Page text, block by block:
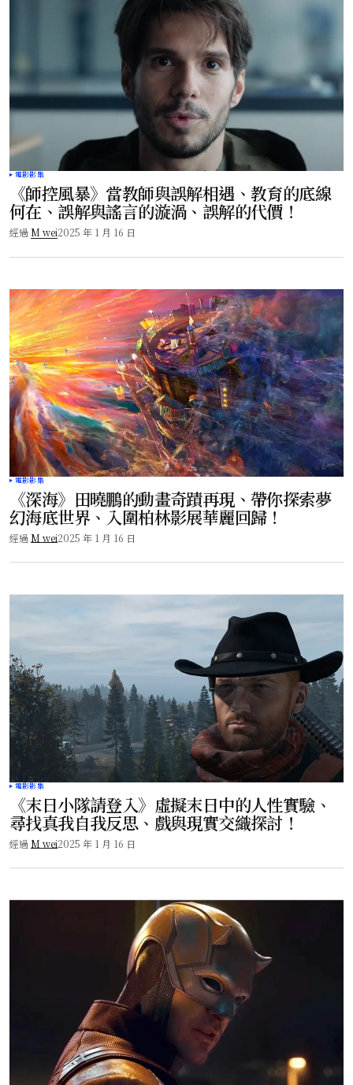
電影影集
《師控風暴》當教師與誤解相遇、教育的底線
何在、誤解與謠言的漩渦、誤解的代價！
經過 M wei2025 年 1 月 16 日
電影影集
《深海》田曉鵬的動畫奇蹟再現、帶你探索夢
幻海底世界、入圍柏林影展華麗回歸！
經過 M wei2025 年 1 月 16 日
電影影集
《末日小隊請登入》虛擬末日中的人性實驗、
尋找真我自我反思、戲與現實交織探討！
經過 M wei2025 年 1 月 16 日